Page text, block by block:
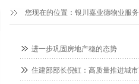
进一步巩固房地产稳的态势
住建部部长倪虹：高质量推进城
您现在的位置： 银川嘉业德物业服